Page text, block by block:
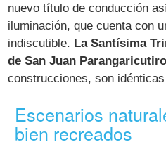
nuevo título de conducción
iluminación, que cuenta con
indiscutible. La Santísima
de San Juan Parangaricutiro
construcciones, son
Escenarios
bien recreados